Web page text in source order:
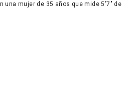
una mujer de 35 años que mide 5'7"